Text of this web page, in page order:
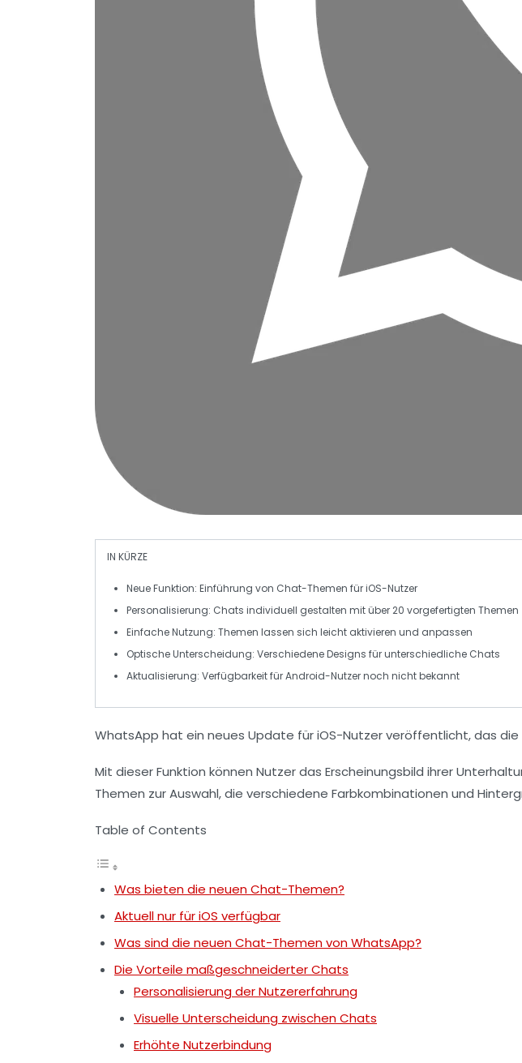
IN KÜRZE
Neue Funktion: Einführung von Chat-Themen für iOS-Nutzer
Personalisierung: Chats individuell gestalten mit über 20 vorgefertigten Themen
Einfache Nutzung: Themen lassen sich leicht aktivieren und anpassen
Optische Unterscheidung: Verschiedene Designs für unterschiedliche Chats
Aktualisierung: Verfügbarkeit fürAndroid-Nutzer noch nicht bekannt
WhatsApp hat ein neues Update für iOS-Nutzer veröffentlicht, das
Mit dieser Funktion können Nutzer das Erscheinungsbild ihrer
Themen zur Auswahl, die verschiedene Farbkombinationen und
Table of Contents
Was bieten die neuen Chat-Themen?
Aktuell nur für iOS verfügbar
Was sind die neuen Chat-Themen von WhatsApp?
Die Vorteile maßgeschneiderter Chats
Personalisierung der Nutzererfahrung
Visuelle Unterscheidung zwischen Chats
Erhöhte Nutzerbindung